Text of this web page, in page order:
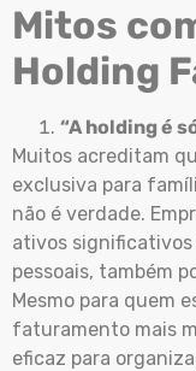
Mitos
Holding
“A holding é
Muitos acreditam
exclusiva para
não é verdade.
ativos significativos
pessoais, também
Mesmo para quem
faturamento mais
eficaz para